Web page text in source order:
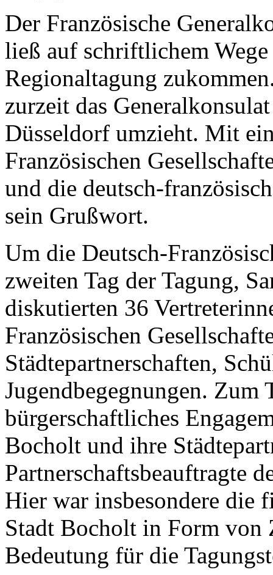
Der Französische
ließ auf schriftlichem
Regionaltagung
zurzeit das
Düsseldorf umzieht. Mit
Französischen
und die deutsch-
sein Grußwort.
Um die Deutsch-
zweiten Tag der Tagung,
diskutierten 36
Französischen
Städtepartnerschaften,
Jugendbegegnungen. Zum
bürgerschaftliches
Bocholt und ihre
Partnerschaftsbeauftragte
Hier war insbesondere die
Stadt Bocholt in Form von
Bedeutung für die